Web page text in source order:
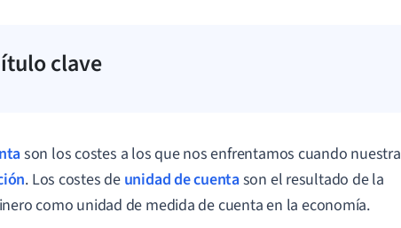
clave
son los costes a los que nos enfrentamos cuando nuestra
. Los costes de unidad de cuentason el resultado de la
como unidad de medida de cuenta en la economía.